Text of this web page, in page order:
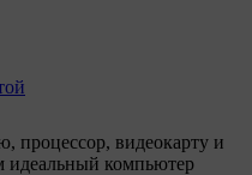
процессор, видеокарту и
идеальный компьютер